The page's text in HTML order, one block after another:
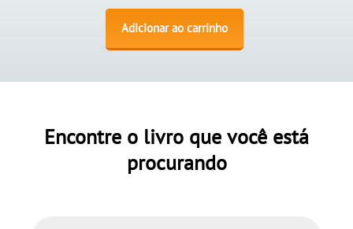
Adicionar ao carrinho
Encontre o livro que você está
procurando